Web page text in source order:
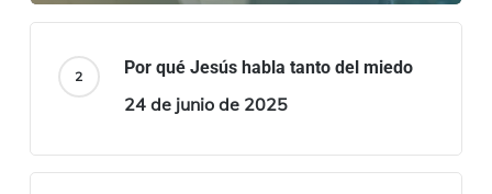
Por qué Jesús habla tanto del miedo
24 de junio de 2025